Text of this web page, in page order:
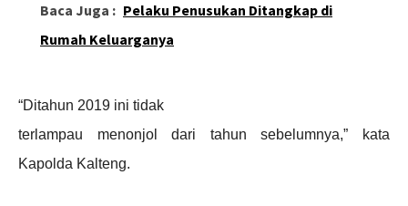
Baca Juga : Pelaku Penusukan Ditangkap di
Rumah Keluarganya
“Ditahun 2019 ini tidak
terlampau menonjol dari tahun sebelumnya,” kata
Kapolda Kalteng.